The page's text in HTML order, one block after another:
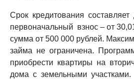
Срок кредитования составляет
первоначальный взнос – от
сумма от 500 000 рублей.
займа не ограничена.
приобрести квартиры на
дома с земельными участками.